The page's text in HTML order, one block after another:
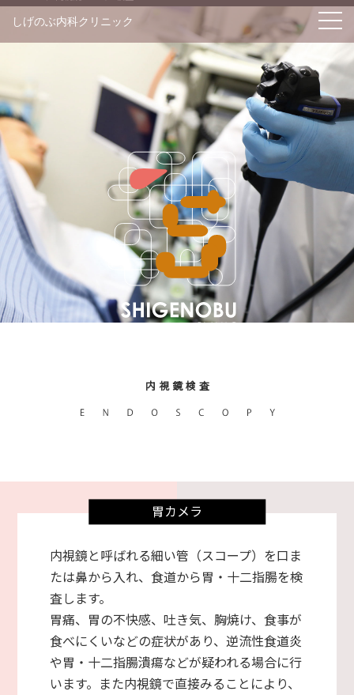
S
t
o
c
o
n
e
n
t
しげのぶ内科クリニック
内 視 鏡 検 査
胃カメラ
内視鏡と呼ばれる細い管（スコープ）を口ま
たは鼻から入れ、食道から胃・十二指腸を検
査します。
胃痛、胃の不快感、吐き気、胸焼け、食事が
食べにくいなどの症状があり、逆流性食道炎
や胃・十二指腸潰瘍などが疑われる場合に行
います。また内視鏡で直接みることにより、